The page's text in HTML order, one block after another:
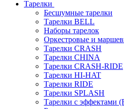
Тарелки
Бесшумные тарелки
Тарелки BELL
Наборы тарелок
Оркестровые и
Тарелки CRASH
Тарелки CHINA
Тарелки CRASH-RIDE
Тарелки HI-HAT
Тарелки RIDE
Тарелки SPLASH
Тарелки с эффектами